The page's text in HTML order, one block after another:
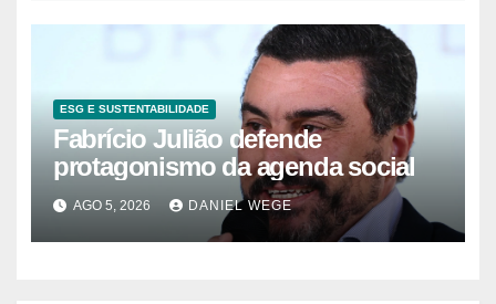
ESG E SUSTENTABILIDADE
Fabrício Julião defende
protagonismo da agenda social
AGO 5, 2026 DANIEL WEGE